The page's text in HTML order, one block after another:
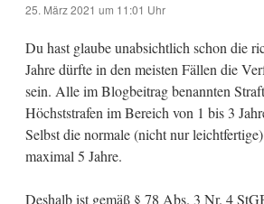
25. März 2021 um 11:01 Uhr
Du hast glaube unabsichtlich schon die
Jahre dürfte in den meisten Fällen die
sein. Alle im Blogbeitrag benannten
Höchststrafen im Bereich von 1 bis 3
Selbst die normale (nicht nur
maximal 5 Jahre.
Deshalb ist gemäß § 78 Abs. 3 Nr. 4